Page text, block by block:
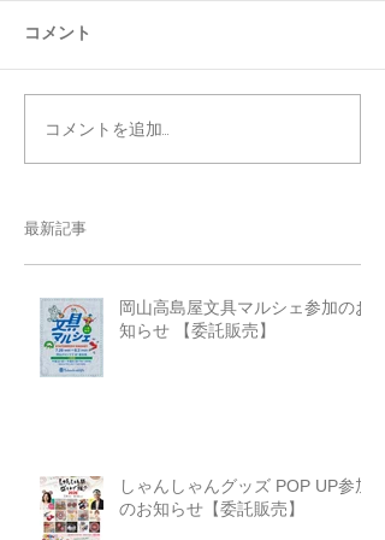
コメント
コメントを追加…
最新記事
岡山高島屋文具マルシェ参加のお
知らせ 【委託販売】
しゃんしゃんグッズ POP UP参加
のお知らせ【委託販売】